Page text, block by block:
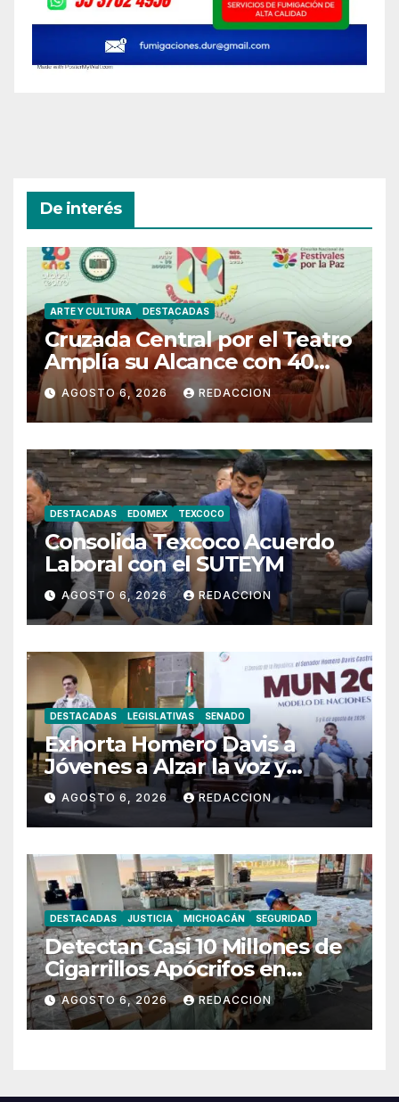
De interés
ARTE Y CULTURA DESTACADAS
Cruzada Central por el Teatro
Amplía su Alcance con 40
Días de Actividades
AGOSTO 6, 2026 REDACCION
DESTACADAS EDOMEX TEXCOCO
Consolida Texcoco Acuerdo
Laboral con el SUTEYM
AGOSTO 6, 2026 REDACCION
DESTACADAS LEGISLATIVAS SENADO
Exhorta Homero Davis a
Jóvenes a Alzar la voz y
Participar en México
AGOSTO 6, 2026 REDACCION
DESTACADAS JUSTICIA MICHOACÁN SEGURIDAD
Detectan Casi 10 Millones de
Cigarrillos Apócrifos en
Lázaro Cárdenas
AGOSTO 6, 2026 REDACCION